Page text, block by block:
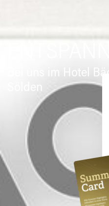
Bei uns im Hotel
Sölden